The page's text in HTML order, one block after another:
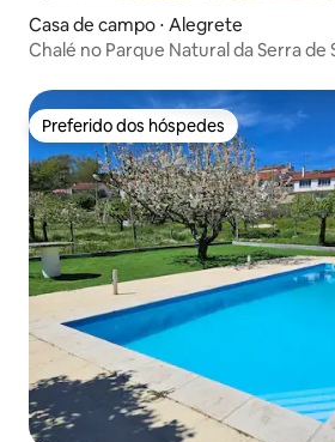
Casa de campo ⋅ Alegrete
Chalé no Parque Natural da Serra de
Preferido dos hóspedes
Preferido dos hóspedes